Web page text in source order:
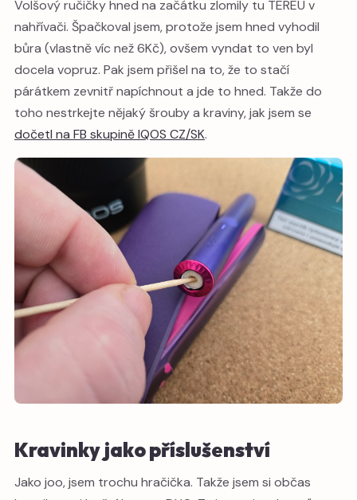
Volšový ručičky hned na začátku zlomily tu TEREU v
nahřívači. Špačkoval jsem, protože jsem hned vyhodil
bůra (vlastně víc než 6Kč), ovšem vyndat to ven byl
docela vopruz. Pak jsem přišel na to, že to stačí
párátkem zevnitř napíchnout a jde to hned. Takže do
toho nestrkejte nějaký šrouby a kraviny, jak jsem se
dočetl na FB skupině IQOS CZ/SK.
Kravinky jako příslušenství
Jako joo, jsem trochu hračička. Takže jsem si občas